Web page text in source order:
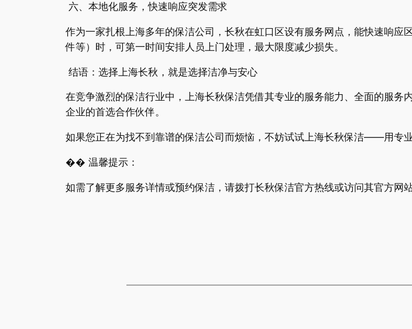
六、本地化服务，快速响应突发需求
作为一家扎根上海多年的保洁公司，长秋在虹口区设有服务网点，能快速响
件等）时，可第一时间安排人员上门处理，最大限度减少损失。
结语：选择上海长秋，就是选择洁净与安心
在竞争激烈的保洁行业中，上海长秋保洁凭借其专业的服务能力、全面的服
企业的首选合作伙伴。
如果您正在为找不到靠谱的保洁公司而烦恼，不妨试试上海长秋保洁——用专
�� 温馨提示：
如需了解更多服务详情或预约保洁，请拨打长秋保洁官方热线或访问其官方网